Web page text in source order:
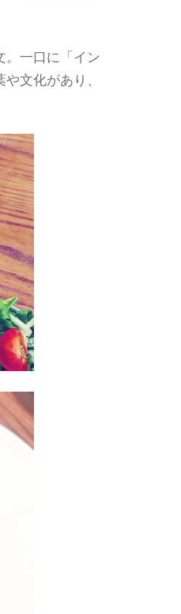
。一口に「イン
文化があり、